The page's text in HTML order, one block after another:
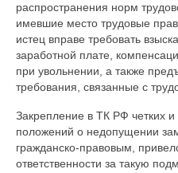
распространения норм
имевшие место трудовые
истец вправе требовать
заработной плате,
при увольнении, а также
требования, связанные с
Закрепление в ТК РФ четких
положений о недопущении
гражданско-правовым,
ответственности за такую